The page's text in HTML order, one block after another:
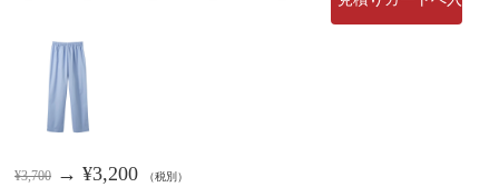
¥3,700 → ¥3,200 （税別）